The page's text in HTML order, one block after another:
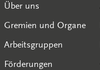
Über uns
Gremien und Organe
Arbeitsgruppen
Förderungen